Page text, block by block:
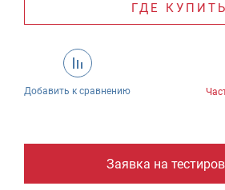
ГДЕ КУПИТЬ
Добавить к сравнению
Заявка на